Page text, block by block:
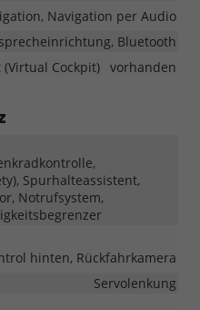
Navigation per Audio
Bluetooth
Cockpit) vorhanden
Spurhalteassistent,
Notrufsystem,
hinten, Rückfahrkamera
Servolenkung